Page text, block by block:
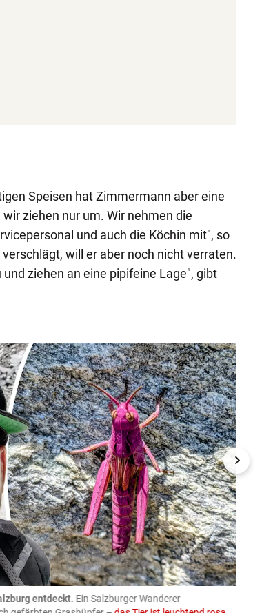
Speisen hat Zimmermann aber eine
ziehen nur um. Wir nehmen die
und auch die Köchin mit", so
will er aber noch nicht verraten.
ziehen an eine pipifeine Lage", gibt
entdeckt. Ein Salzburger Wanderer